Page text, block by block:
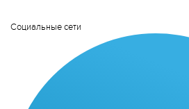
Социальные сети